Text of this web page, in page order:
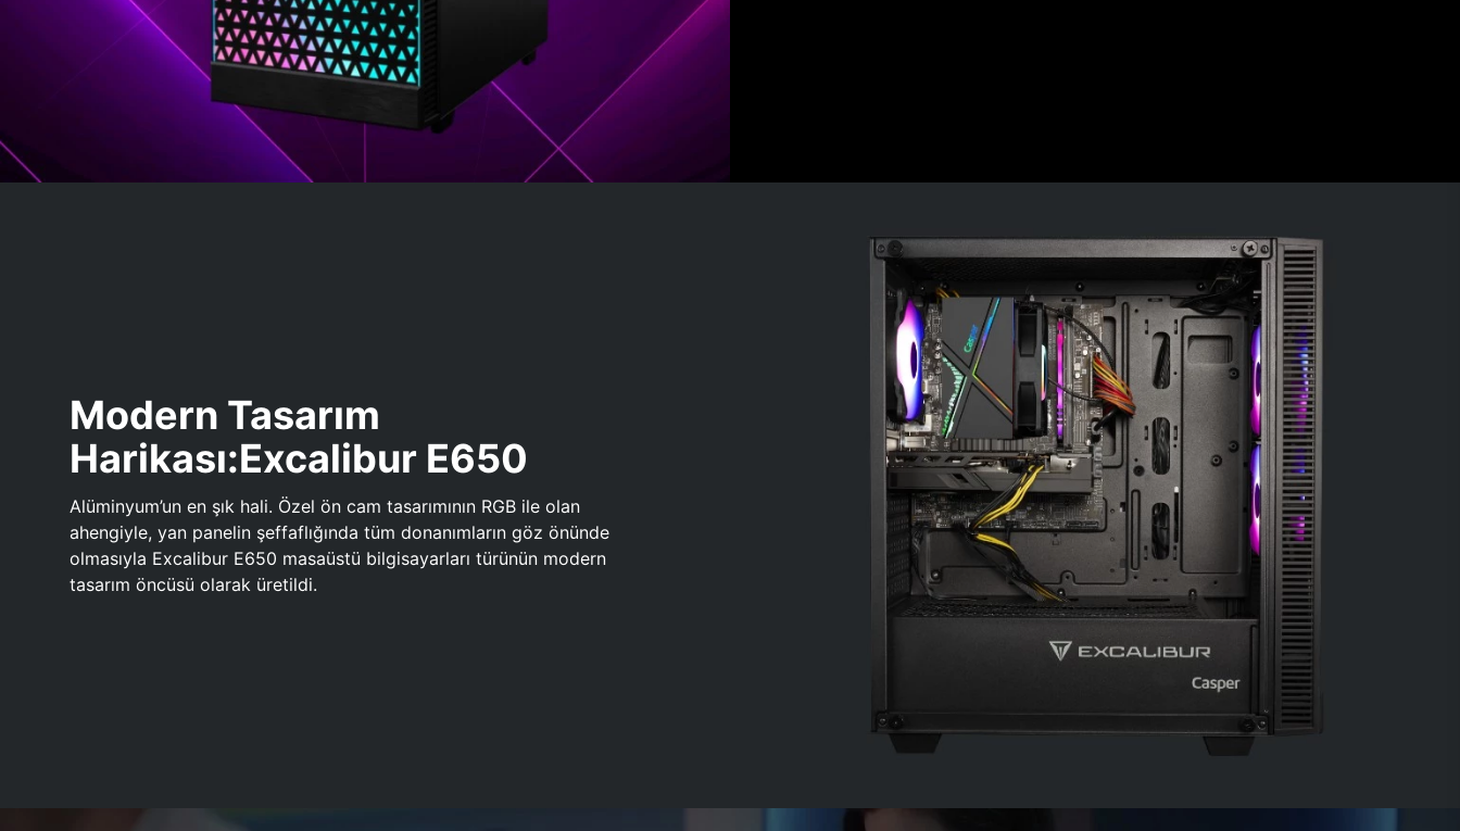
Modern Tasarım
Harikası:Excalibur E650
Alüminyum’un en şık hali. Özel ön cam tasarımının RGB ile olan
ahengiyle, yan panelin şeffaflığında tüm donanımların göz önünde
olmasıyla Excalibur E650 masaüstü bilgisayarları türünün modern
tasarım öncüsü olarak üretildi.